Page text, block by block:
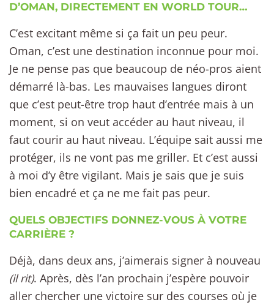
D’OMAN, DIRECTEMENT EN WORLD TOUR…
C’est excitant même si ça fait un peu peur.
Oman, c’est une destination inconnue pour moi.
Je ne pense pas que beaucoup de néo-pros aient
démarré là-bas. Les mauvaises langues diront
que c’est peut-être trop haut d’entrée mais à un
moment, si on veut accéder au haut niveau, il
faut courir au haut niveau. L’équipe sait aussi me
protéger, ils ne vont pas me griller. Et c’est aussi
à moi d’y être vigilant. Mais je sais que je suis
bien encadré et ça ne me fait pas peur.
QUELS OBJECTIFS DONNEZ-VOUS À VOTRE
CARRIÈRE ?
Déjà, dans deux ans, j’aimerais signer à nouveau
(il rit). Après, dès l’an prochain j’espère pouvoir
aller chercher une victoire sur des courses où je